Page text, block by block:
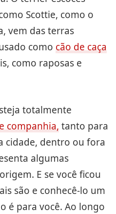
Scottie, como o
vem das terras
como cão de caça
como raposas e
totalmente
companhia,tanto para
cidade, dentro ou fora
algumas
E se você ficou
são e conhecê-lo um
é para você. Ao longo